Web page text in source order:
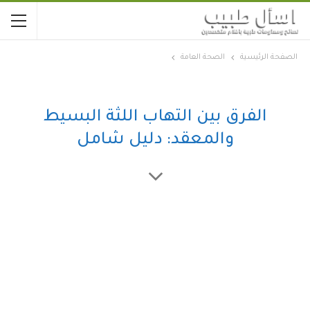
الصفحة الرئيسية الصحة العامة
الفرق بين التهاب اللثة البسيط
والمعقد: دليل شامل